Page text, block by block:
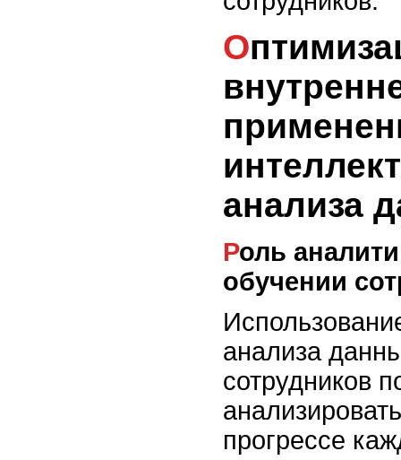
Оптимизация
анализа
Роль аналитики данных в
обучении
анализа
сотрудников
прогрессе